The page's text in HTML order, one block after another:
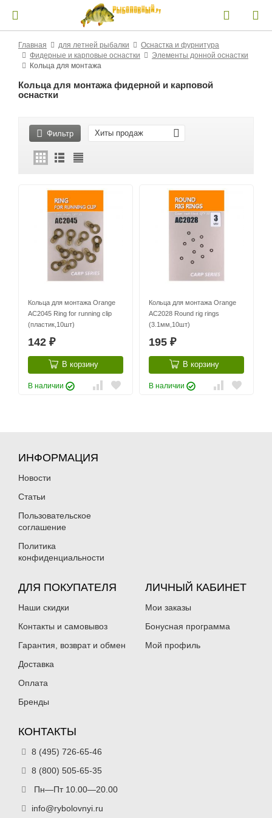
Главная для летней рыбалки
Оснастка и фурнитура
Фидерные и карповые оснастки
Элементы донной оснастки
Кольца для монтажа
Кольца для монтажа фидерной и карповой
оснастки
Фильтр Хиты продаж
Кольца для монтажа Orange
AC2045 Ring for running clip
(пластик,10шт)
142 ₽
В корзину
В наличии
Кольца для монтажа Orange
AC2028 Round rig rings
(3.1мм,10шт)
195 ₽
В корзину
В наличии
ИНФОРМАЦИЯ
Новости
Статьи
Пользовательское
соглашение
Политика
конфиденциальности
ДЛЯ ПОКУПАТЕЛЯ
Наши скидки
Контакты и самовывоз
Гарантия, возврат и обмен
Доставка
Оплата
Бренды
ЛИЧНЫЙ КАБИНЕТ
Мои заказы
Бонусная программа
Мой профиль
КОНТАКТЫ
8 (495) 726-65-46
8 (800) 505-65-35
Пн—Пт 10.00—20.00
info@rybolovnyi.ru